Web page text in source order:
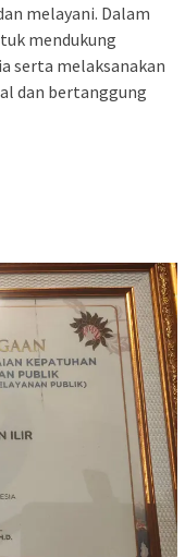
melayani. Dalam
mendukung
serta melaksanakan
dan bertanggung